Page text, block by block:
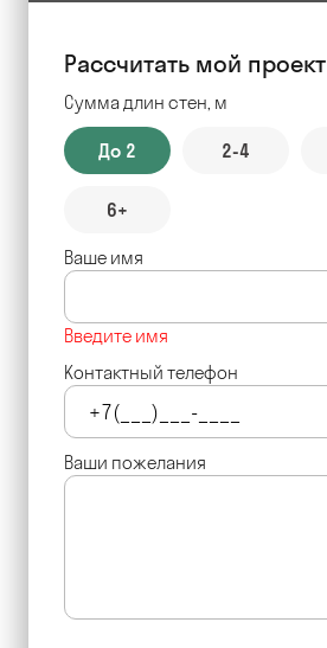
Рассчитать мой проект
Сумма длин стен, м
До 2 2-4
6+
Ваше имя
Введите имя
Контактный телефон
Ваши пожелания